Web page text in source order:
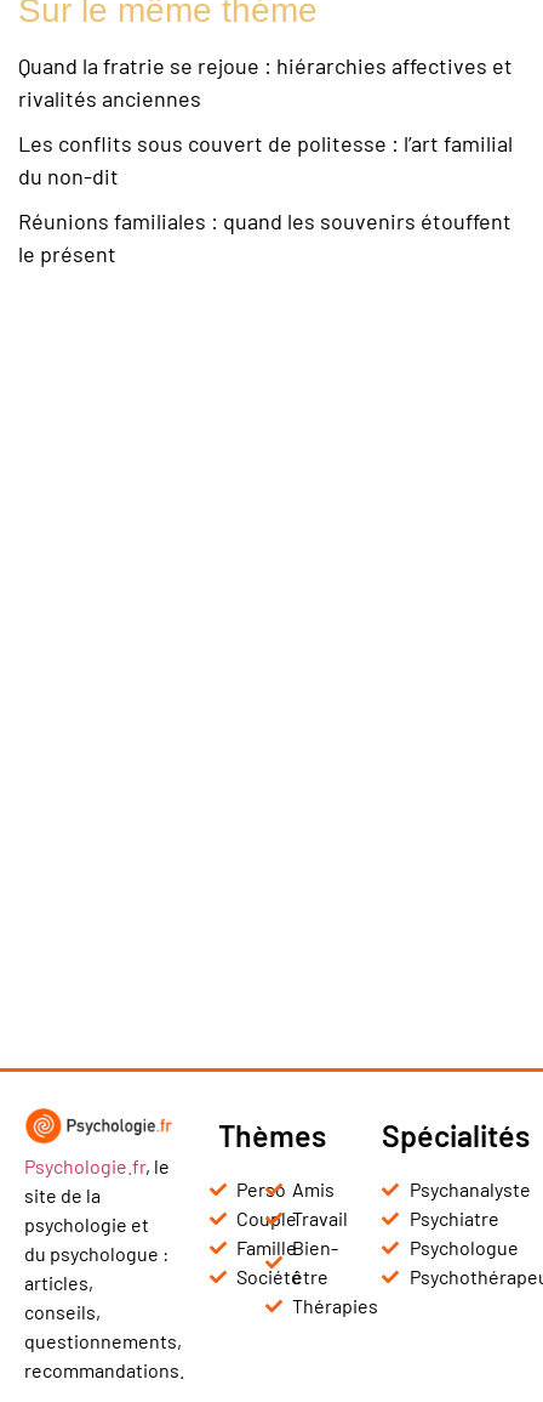
Sur le même théme
Quand la fratrie se rejoue : hiérarchies affectives et
rivalités anciennes
Les conflits sous couvert de politesse : l’art familial
du non-dit
Réunions familiales : quand les souvenirs étouffent
le présent
Psychologie.fr, le
site de la
psychologie et
du psychologue :
articles,
conseils,
questionnements,
recommandations.
Thèmes
Perso
Couple
Famille
Société
Amis
Travail
Bien-
être
Thérapies
Spécialités
Psychanalyste
Psychiatre
Psychologue